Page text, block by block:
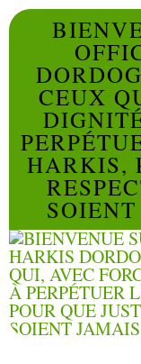
CEUX
HARKIS,